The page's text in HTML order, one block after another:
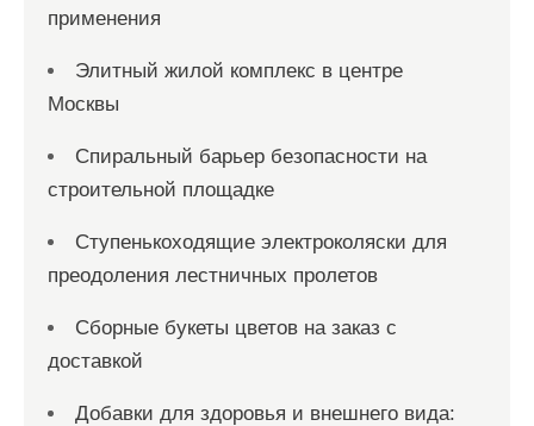
применения
Элитный жилой комплекс в центре
Москвы
Спиральный барьер безопасности на
строительной площадке
Ступенькоходящие электроколяски для
преодоления лестничных пролетов
Сборные букеты цветов на заказ с
доставкой
Добавки для здоровья и внешнего вида: